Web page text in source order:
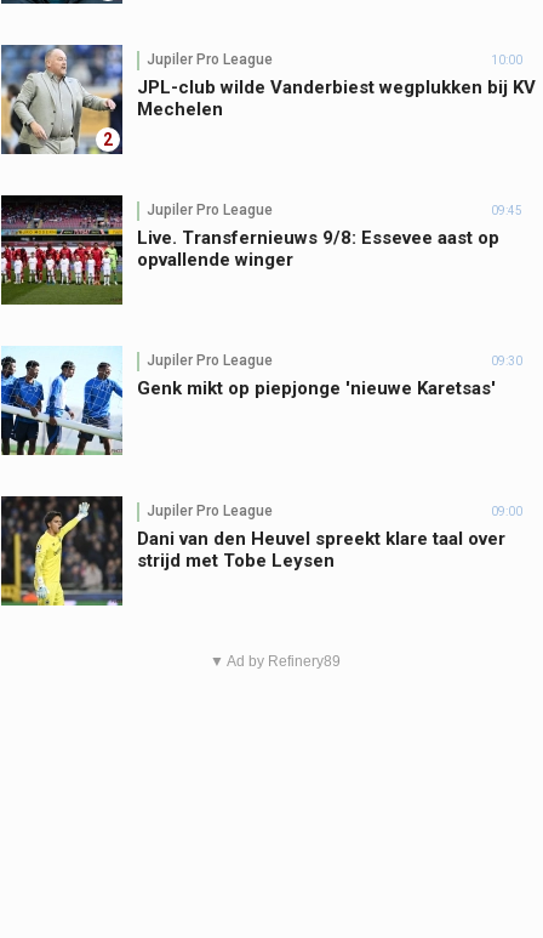
2
Jupiler Pro League 10:00
JPL-club wilde Vanderbiest wegplukken bij KV
Mechelen
Jupiler Pro League 09:45
Live. Transfernieuws 9/8: Essevee aast op
opvallende winger
Jupiler Pro League 09:30
Genk mikt op piepjonge 'nieuwe Karetsas'
Jupiler Pro League 09:00
Dani van den Heuvel spreekt klare taal over
strijd met Tobe Leysen
▼ Ad by Refinery89